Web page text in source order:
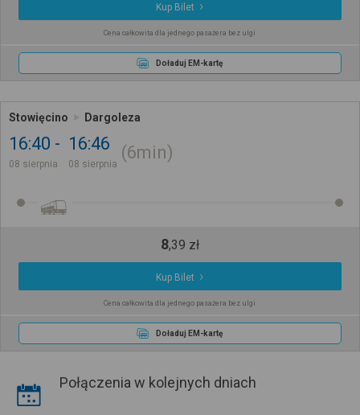
Kup Bilet
Cena całkowita dla jednego pasażera bez ulgi
Doładuj EM-kartę
Stowięcino Dargoleza
16:40
08 sierpnia
16:46
08 sierpnia
6min
8,39 zł
Kup Bilet
Cena całkowita dla jednego pasażera bez ulgi
Doładuj EM-kartę
Połączenia w kolejnych dniach